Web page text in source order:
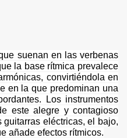
suenan en las verbenas
la base rítmica prevalece
convirtiéndola en
en la que predominan una
Los instrumentos
este alegre y contagioso
eléctricas, el bajo,
añade efectos rítmicos.